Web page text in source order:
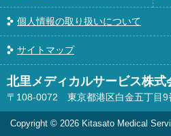
個人情報の取り扱いについて
サイトマップ
北里メディカルサービス株式
〒108-0072 東京都港区白金五丁目9
Copyright © 2026 Kitasato Medical